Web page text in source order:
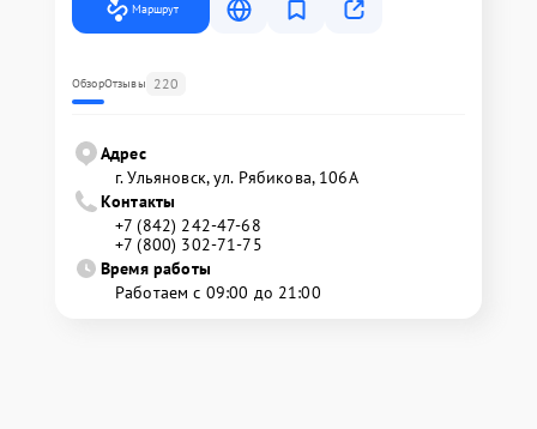
Маршрут
ОбзорОтзывы 220
Адрес
г. Ульяновск, ул. Рябикова, 106А
Контакты
+7 (842) 242-47-68
+7 (800) 302-71-75
Время работы
Работаем с 09:00 до 21:00